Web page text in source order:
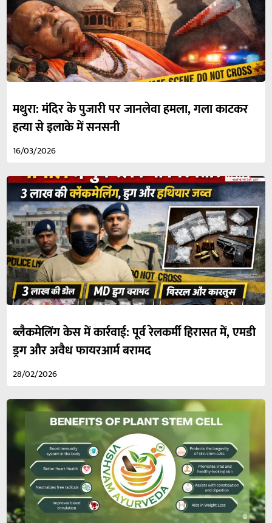
मथुरा: मंदिर के पुजारी पर जानलेवा हमला, गला काटकर
हत्या से इलाके में सनसनी
16/03/2026
ब्लैकमेलिंग केस में कार्रवाई: पूर्व रेलकर्मी हिरासत में, एमडी
ड्रग और अवैध फायरआर्म बरामद
28/02/2026